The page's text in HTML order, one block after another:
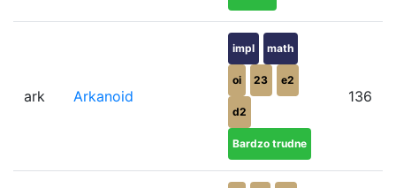
ark Arkanoid
impl math
oi 23 e2
d2
Bardzo trudne
136